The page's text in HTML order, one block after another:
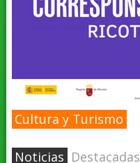
Cultura y Turismo
Noticias Destacadas